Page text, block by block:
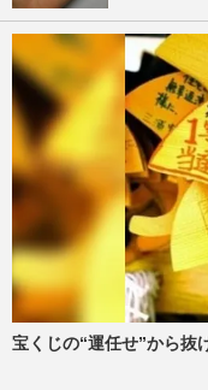
宝くじの“運任せ”から抜